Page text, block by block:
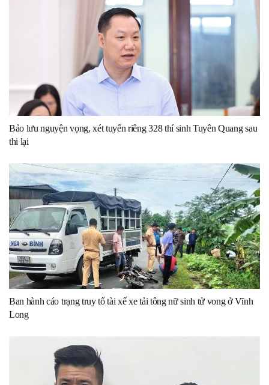
Bảo lưu nguyện vọng, xét tuyển riêng 328 thí sinh Tuyên Quang sau
thi lại
Ban hành cáo trạng truy tố tài xế xe tải tông nữ sinh tử vong ở Vĩnh
Long